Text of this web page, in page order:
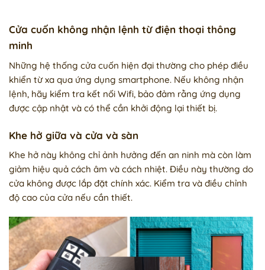
Cửa cuốn không nhận lệnh từ điện thoại thông
minh
Những hệ thống cửa cuốn hiện đại thường cho phép điều
khiển từ xa qua ứng dụng smartphone. Nếu không nhận
lệnh, hãy kiểm tra kết nối Wifi, bảo đảm rằng ứng dụng
được cập nhật và có thể cần khởi động lại thiết bị.
Khe hở giữa và cửa và sàn
Khe hở này không chỉ ảnh hưởng đến an ninh mà còn làm
giảm hiệu quả cách âm và cách nhiệt. Điều này thường do
cửa không được lắp đặt chính xác. Kiểm tra và điều chỉnh
độ cao của cửa nếu cần thiết.